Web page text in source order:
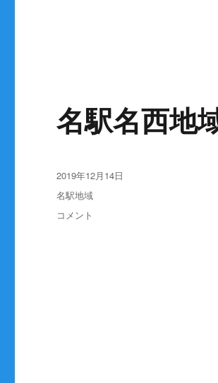
名駅名西地
投
稿
日:
2019年12月14日
カ
ゴ
名駅地域
名
コメント